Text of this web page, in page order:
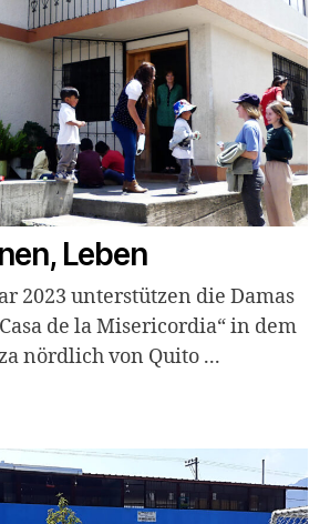
Leben
2023 unterstützen die Damas
de la Misericordia“ in dem
nördlich von Quito ...